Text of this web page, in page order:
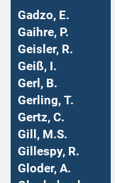
Gadzo, E.
Gaihre, P.
Geisler, R.
Geiß, I.
Gerl, B.
Gerling, T.
Gertz, C.
Gill, M.S.
Gillespy, R.
Gloder, A.